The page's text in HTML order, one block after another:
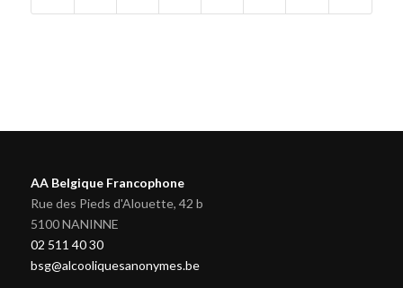
AA Belgique Francophone
Rue des Pieds d'Alouette, 42 b
5100 NANINNE
02 511 40 30
bsg@alcooliquesanonymes.be